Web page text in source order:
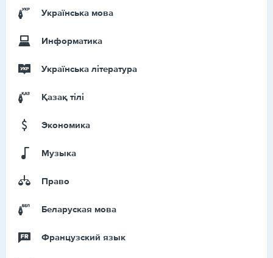
Українська мова
Информатика
Українська література
Қазақ тiлi
Экономика
Музыка
Право
Беларуская мова
Французский язык